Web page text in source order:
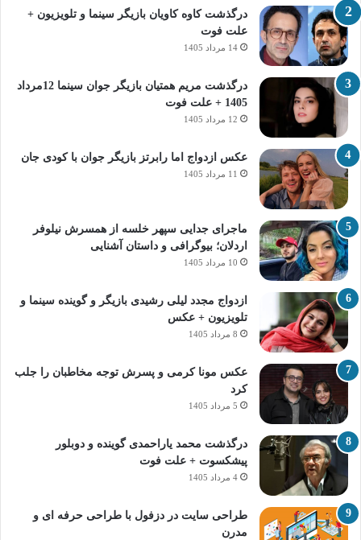
درگذشت کاوه کاویان بازیگر سینما و تلویزیون +
علت فوت
14 مرداد 1405
درگذشت مریم همتیان بازیگر جوان سینما 12مرداد
1405 + علت فوت
12 مرداد 1405
عکس ازدواج اما رابرتز بازیگر جوان با کودی جان
11 مرداد 1405
ماجرای جدایی سپهر خلسه از همسرش نیلوفر
اردلان؛ بیوگرافی و داستان آشنایی
10 مرداد 1405
ازدواج مجدد لیلی رشیدی بازیگر و گوینده سینما و
تلویزیون + عکس
8 مرداد 1405
عکس مونا کرمی و پسرش توجه مخاطبان را جلب
کرد
5 مرداد 1405
درگذشت محمد یاراحمدی گوینده و دوبلور
پیشکسوت + علت فوت
4 مرداد 1405
طراحی سایت در دزفول با طراحی حرفه‌ ای و
مدرن